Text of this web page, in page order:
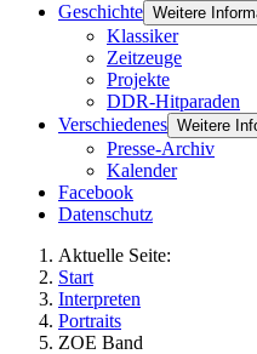
Geschichte Weitere
Klassiker
Zeitzeuge
Projekte
DDR-Hitparaden
Verschiedenes Weitere
Presse-Archiv
Kalender
Facebook
Datenschutz
Aktuelle Seite:
Start
Interpreten
Portraits
ZOE Band